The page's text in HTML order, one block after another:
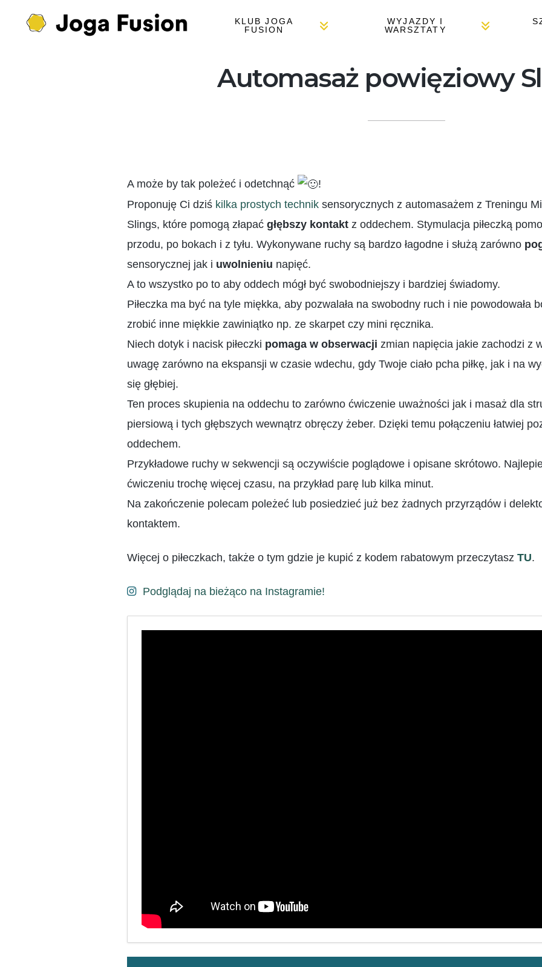
KLUB JOGA
FUSION
WYJAZDY I
WARSZTATY
Automasaż powięziowy
A może by tak poleżeć i odetchnąć
!
Proponuję Ci dziś kilka prostych technik sensorycznych z automasażem z Treningu
Slings, które pomogą złapać głębszy kontakt z oddechem. Stymulacja piłeczką
przodu, po bokach i z tyłu. Wykonywane ruchy są bardzo łagodne i służą zarówno
sensorycznej jak i uwolnieniu napięć.
A to wszystko po to aby oddech mógł być swobodniejszy i bardziej świadomy.
Piłeczka ma być na tyle miękka, aby pozwalała na swobodny ruch i nie powodowała
zrobić inne miękkie zawiniątko np. ze skarpet czy mini ręcznika.
Niech dotyk i nacisk piłeczki pomaga w obserwacji zmian napięcia jakie zachodzi z
uwagę zarówno na ekspansji w czasie wdechu, gdy Twoje ciało pcha piłkę, jak i na
się głębiej.
Ten proces skupienia na oddechu to zarówno ćwiczenie uważności jak i masaż dla
piersiową i tych głębszych wewnątrz obręczy żeber. Dzięki temu połączeniu łatwiej
oddechem.
Przykładowe ruchy w sekwencji są oczywiście poglądowe i opisane skrótowo.
ćwiczeniu trochę więcej czasu, na przykład parę lub kilka minut.
Na zakończenie polecam poleżeć lub posiedzieć już bez żadnych przyrządów i
kontaktem.
Więcej o piłeczkach, także o tym gdzie je kupić z kodem rabatowym przeczytasz TU.
Podglądaj na bieżąco na Instagramie!